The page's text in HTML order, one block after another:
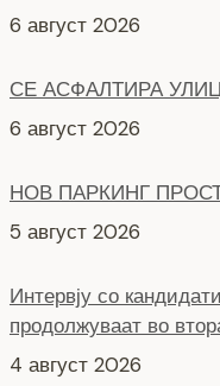
6 август 2026
НОВ ПАРКИНГ
5 август 2026
Интервју со
продолжуваат во
СЕ АСФАЛТИРААТ
ЗДРАВСТВEНИОТ ДОМ